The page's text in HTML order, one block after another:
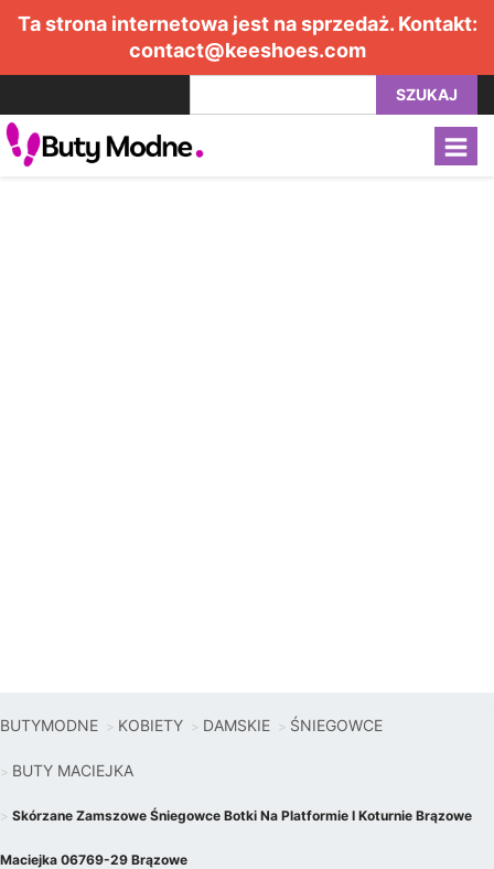
Ta strona internetowa jest na sprzedaż. Kontakt:
contact@keeshoes.com
SZUKAJ
BUTYMODNE KOBIETY DAMSKIE ŚNIEGOWCE
BUTY MACIEJKA
Skórzane Zamszowe Śniegowce Botki Na Platformie I Koturnie Brązowe
Maciejka 06769-29 Brązowe